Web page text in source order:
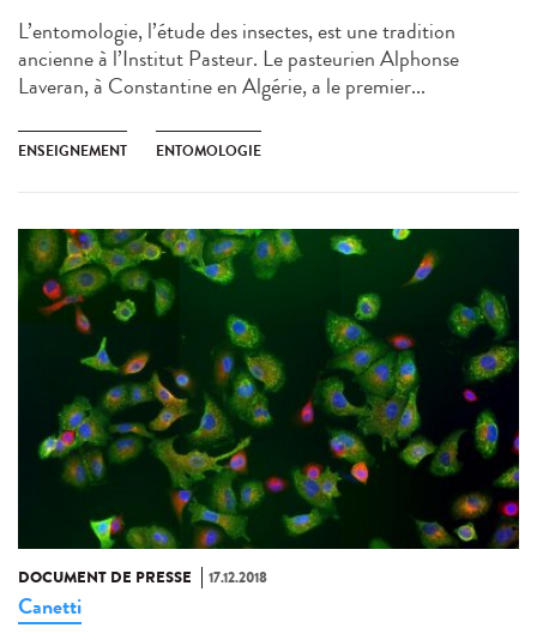
L’entomologie, l’étude des insectes, est une tradition
ancienne à l’Institut Pasteur. Le pasteurien Alphonse
Laveran, à Constantine en Algérie, a le premier...
ENSEIGNEMENT ENTOMOLOGIE
DOCUMENT DE PRESSE 17.12.2018
Canetti